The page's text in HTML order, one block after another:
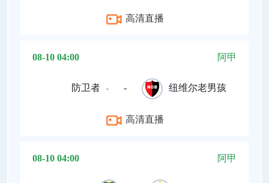
高清直播
08-10 04:00 阿甲
防卫者 - 纽维尔老男孩
高清直播
08-10 04:00 阿甲